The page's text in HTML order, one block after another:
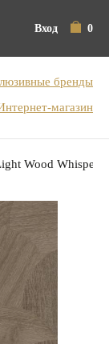
Вход 0
бренды
магазин
Wood Whisperer